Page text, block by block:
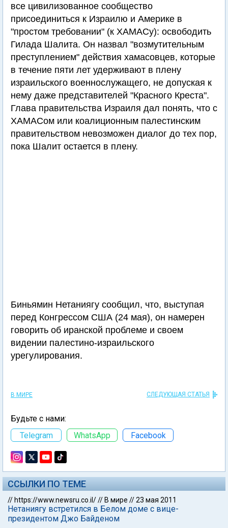
все цивилизованное сообщество
присоединиться к Израилю и Америке в
"простом требовании" (к ХАМАСу): освободить
Гилада Шалита. Он назвал "возмутительным
преступлением" действия хамасовцев, которые
в течение пяти лет удерживают в плену
израильского военнослужащего, не допуская к
нему даже представителей "Красного Креста".
Глава правительства Израиля дал понять, что с
ХАМАСом или коалиционным палестинским
правительством невозможен диалог до тех пор,
пока Шалит остается в плену.
Биньямин Нетаниягу сообщил, что, выступая
перед Конгрессом США (24 мая), он намерен
говорить об иранской проблеме и своем
видении палестино-израильского
урегулирования.
В МИРЕ СЛЕДУЮЩАЯ СТАТЬЯ
Будьте с нами:
Telegram
WhatsApp Facebook
ССЫЛКИ ПО ТЕМЕ
// https://www.newsru.co.il/// В мире //23 мая 2011
Нетаниягу встретился в Белом доме с вице-
президентом Джо Байденом